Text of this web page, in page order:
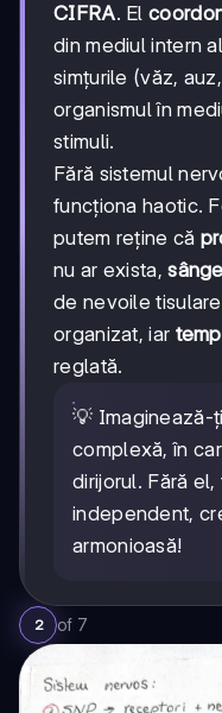
CIFRA. El
din mediul intern
simțurile (văz,
organismul în
stimuli.
Fără sistemul
funcționa haotic.
putem reține că
nu ar exista,
de nevoile
organizat, iar
reglată.
💡 Imaginează-
complexă, în
dirijorul. Fără
independent,
armonioasă!
2 of 7